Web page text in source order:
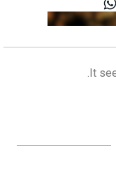
It